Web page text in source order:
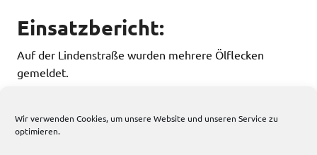
Wir verwenden Cookies, um unsere Website und unseren Service zu
optimieren.
Einsatzbericht:
Auf der Lindenstraße wurden mehrere Ölflecken
gemeldet.
148 total views